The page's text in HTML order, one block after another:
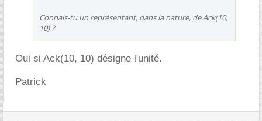
Connais-tu un représentant, dans la nature, de Ack(10,
10) ?
Oui si Ack(10, 10) désigne l'unité.
Patrick